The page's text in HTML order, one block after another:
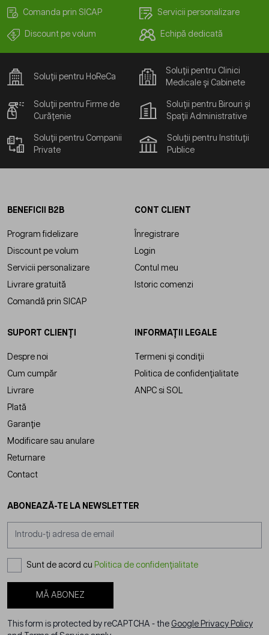
Comanda prin SICAP Servicii personalizare
Discount pe volum Echipă dedicată
Soluții pentru HoReCa
Soluții pentru Clinici
Medicale și Cabinete
Soluții pentru Firme de
Curățenie
Soluții pentru Birouri și
Spații Administrative
Soluții pentru Companii
Private
Soluții pentru Instituții
Publice
BENEFICII B2B
Program fidelizare
Discount pe volum
Servicii personalizare
Livrare gratuită
Comandă prin SICAP
CONT CLIENT
Înregistrare
Login
Contul meu
Istoric comenzi
SUPORT CLIENȚI
Despre noi
Cum cumpăr
Livrare
Plată
Garanție
Modificare sau anulare
Returnare
Contact
INFORMAȚII LEGALE
Termeni și condiții
Politica de confidențialitate
ANPC si SOL
ABONEAZĂ-TE LA NEWSLETTER
Sunt de acord cu Politica de confidențialitate
MĂ ABONEZ
This form is protected by reCAPTCHA - the Google Privacy Policy